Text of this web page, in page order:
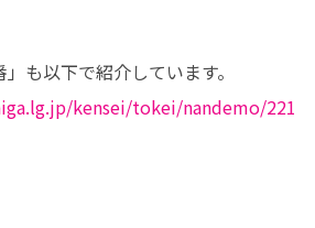
kensei/tokei/nandemo/221